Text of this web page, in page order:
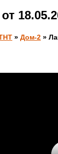
» Дом-2 »